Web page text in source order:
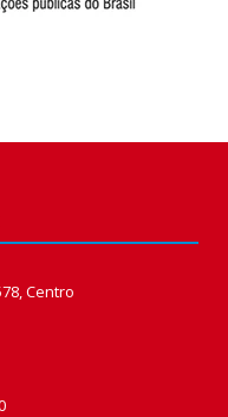
Centro